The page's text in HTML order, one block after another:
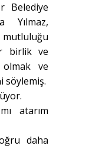
Belediye
Yılmaz,
birlik ve
olmak ve
söylemiş.
atarım
daha